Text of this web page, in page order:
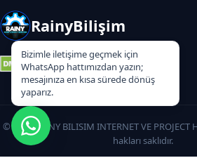
RainyBilişim
© 2026 RAINY BILISIM INTERNET VE PROJECT
hakları saklıdır.
Bizimle iletişime geçmek için
WhatsApp hattımızdan yazın;
mesajınıza en kısa sürede dönüş
yaparız.